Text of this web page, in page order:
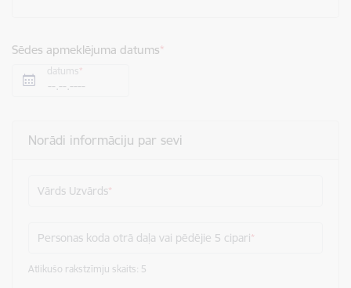
Sēdes apmeklējuma datums
datums
Norādi informāciju par sevi
Vārds Uzvārds
Atlikušo rakstzīmju skaits: 5
Personas koda otrā daļa vai pēdējie 5 cipari